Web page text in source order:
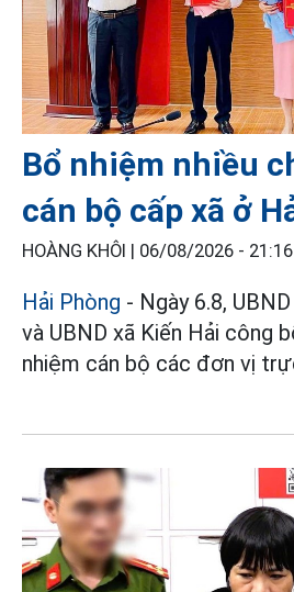
Bổ nhiệm nhiều
cán bộ cấp xã ở
HOÀNG KHÔI | 06/08/2026 - 21:16
Hải Phòng - Ngày 6.8,
và UBND xã Kiến Hải công
nhiệm cán bộ các đơn vị